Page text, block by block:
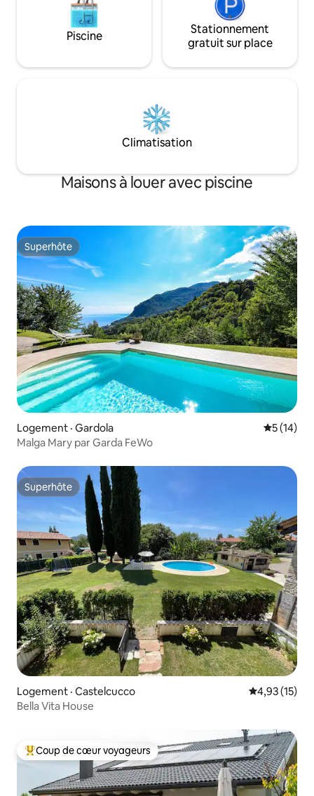
Piscine
Stationnement
gratuit sur place
Climatisation
Maisons à louer avec piscine
Superhôte
Superhôte
Logement · Gardola Note
5 (14)
Malga Mary par Garda FeWo
Superhôte
Superhôte
Logement · Castelcucco Note
4,93 (15)
Bella Vita House
Coup de cœur voyageurs parmi les plus aimés
Coup de cœur voyageurs